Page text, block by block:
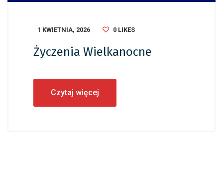
1 KWIETNIA, 2026 0 LIKES
Życzenia Wielkanocne
Czytaj więcej